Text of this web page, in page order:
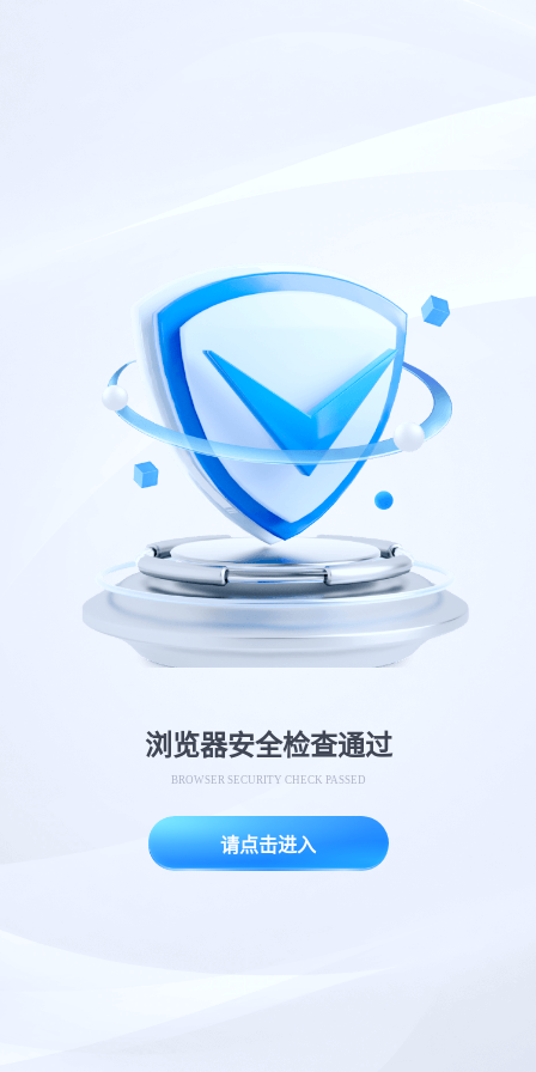
浏览器安全检查通过
BROWSER SECURITY CHECK PASSED
请点击进入